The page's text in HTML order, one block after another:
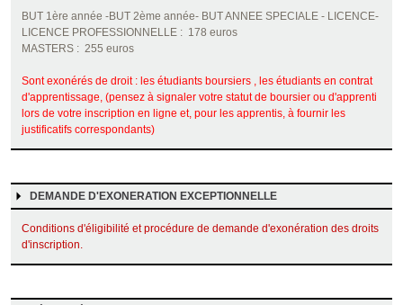
BUT 1ère année -BUT 2ème année- BUT ANNEE SPECIALE - LICENCE-
LICENCE PROFESSIONNELLE : 178 euros
MASTERS : 255 euros
Sont exonérés de droit : les étudiants boursiers , les étudiants en contrat
d'apprentissage, (pensez à signaler votre statut de boursier ou d'apprenti
lors de votre inscription en ligne et, pour les apprentis, à fournir les
justificatifs correspondants)
DEMANDE D'EXONERATION EXCEPTIONNELLE
Conditions d'éligibilité et procédure de demande d'exonération des droits
d'inscription.